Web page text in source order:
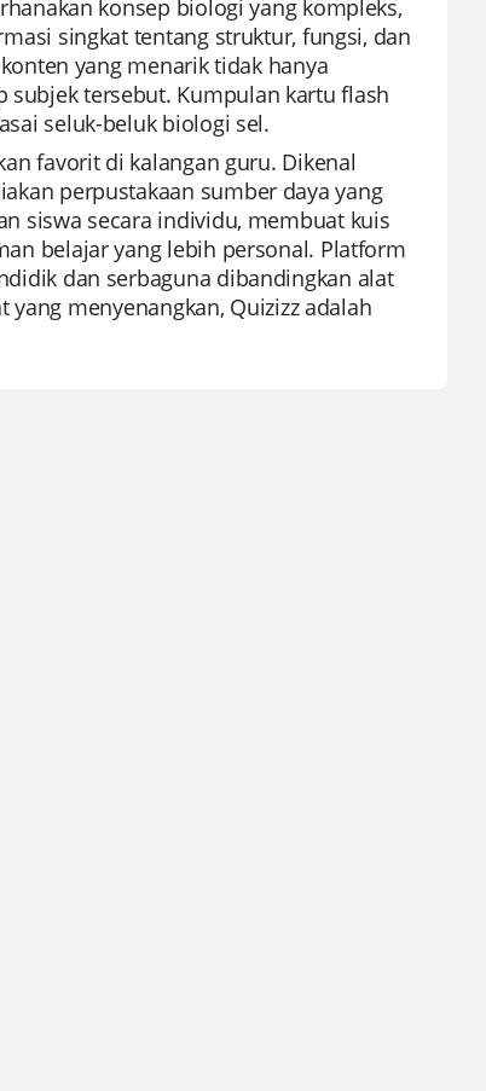
konsep biologi yang kompleks,
singkat tentang struktur, fungsi, dan
yang menarik tidak hanya
tersebut. Kumpulan kartu flash
seluk-beluk biologi sel.
favorit di kalangan guru. Dikenal
perpustakaan sumber daya yang
siswa secara individu, membuat kuis
belajar yang lebih personal. Platform
dan serbaguna dibandingkan alat
menyenangkan, Quizizz adalah